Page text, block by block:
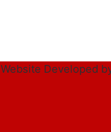
Website Developed